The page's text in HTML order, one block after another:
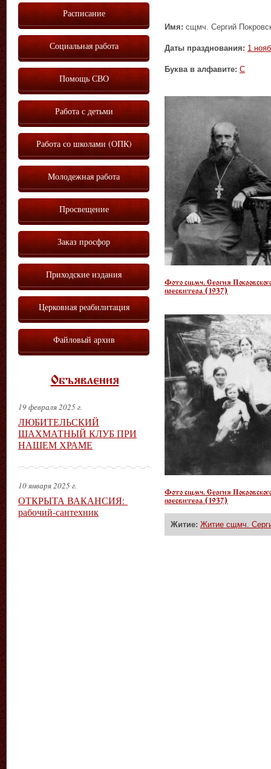
Имя: сщмч. Сергий
Даты празднования: 1
Буква в алфавите: С
Фото сщмч. Сергия
пресвитера (1937)
Фото сщмч. Сергия
пресвитера (1937)
Житие: Житие сщмч.
Расписание
Социальная работа
Помощь СВО
Работа с детьми
Работа со школами (ОПК)
Молодежная работа
Просвещение
Заказ просфор
Приходские издания
Церковная реабилитация
Файловый архив
Объявления
19 февраля 2025 г.
ЛЮБИТЕЛЬСКИЙ
ШАХМАТНЫЙ КЛУБ ПРИ
НАШЕМ ХРАМЕ
10 января 2025 г.
ОТКРЫТА ВАКАНСИЯ:
рабочий-сантехник